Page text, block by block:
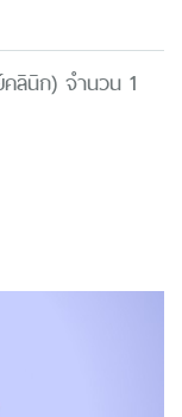
ลินิก) จำนวน 1